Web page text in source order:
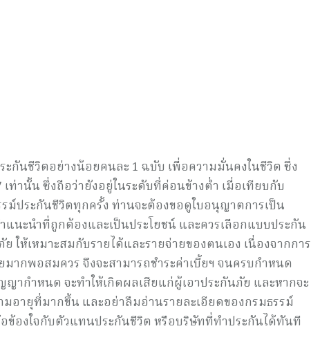
กันชีวิตอย่างน้อยคนละ 1 ฉบับ เพื่อความมั่นคงในชีวิต ซึ่ง
านั้น ซึ่งถือว่ายังอยู่ในระดับที่ค่อนข้างต่ำ เมื่อเทียบกับ
ม์ประกันชีวิตทุกครั้ง ท่านจะต้องขอดูใบอนุญาตการเป็น
นะนำที่ถูกต้องและเป็นประโยชน์ และควรเลือกแบบประกัน
ให้เหมาะสมกับรายได้และรายจ่ายของตนเอง เนื่องจากการ
กพอสมควร จึงจะสามารถชำระค่าเบี้ยฯ จนครบกำหนด
ากำหนด จะทำให้เกิดผลเสียแก่ผู้เอาประกันภัย และหากจะ
ายุที่มากขึ้น และอย่าลืมอ่านรายละเอียดของกรมธรรม์
ข้องใจกับตัวแทนประกันชีวิต หรือบริษัทที่ทำประกันได้ทันที